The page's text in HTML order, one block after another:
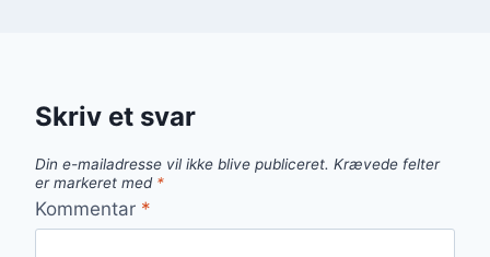
Skriv et svar
Din e-mailadresse vil ikke blive publiceret. Krævede felter
er markeret med *
Kommentar *